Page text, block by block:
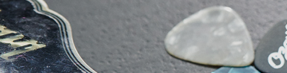
오시는 길
성공후기